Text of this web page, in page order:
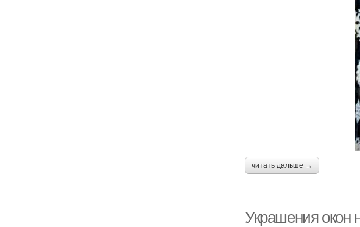
читать дальше →
Украшения окон